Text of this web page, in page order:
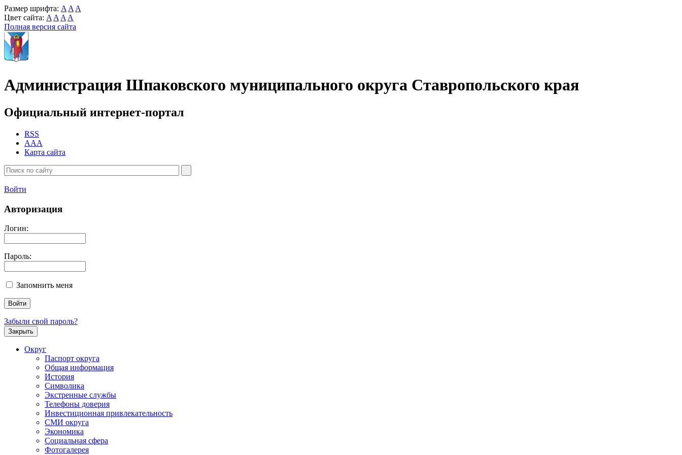
Размер шрифта: A A A
Цвет сайта: A A A A
Полная версия сайта
Администрация Шпаковского муниципального округа Ставропольского края
Официальный интернет-портал
RSS
AAA
Карта сайта
Войти
Авторизация
Логин:
Пароль:
Запомнить меня
Забыли свой пароль?
Закрыть
Округ
Паспорт округа
Общая информация
История
Символика
Экстренные службы
Телефоны доверия
Инвестиционная привлекательность
СМИ округа
Экономика
Социальная сфера
Фотогалерея